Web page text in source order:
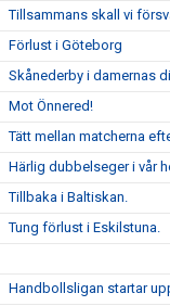
Tillsammans skall vi
Förlust i Göteborg
Skånederby i damernas
Mot Önnered!
Tätt mellan matcherna
Härlig dubbelseger i vår
Tillbaka i Baltiskan.
Tung förlust i Eskilstuna.
Handbollsligan startar